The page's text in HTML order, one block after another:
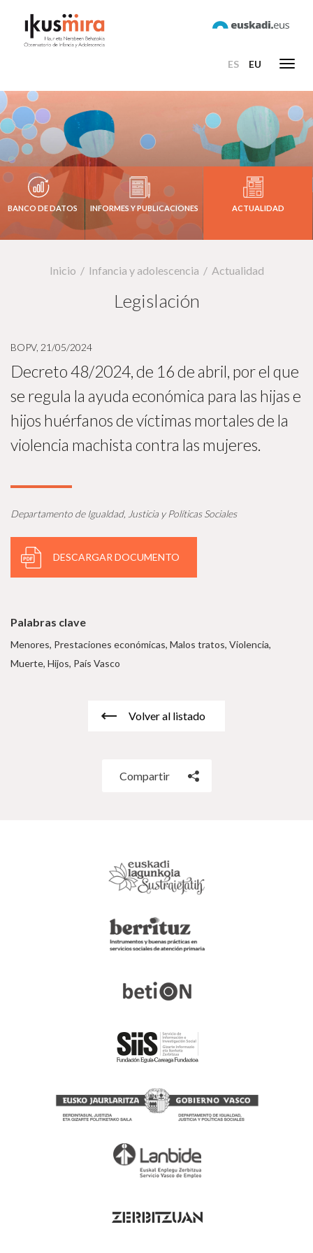
ES EU
BANCO DE DATOS INFORMES Y PUBLICACIONES ACTUALIDAD
Inicio Infancia y adolescencia Actualidad
Legislación
BOPV, 21/05/2024
Decreto 48/2024, de 16 de abril, por el que
se regula la ayuda económica para las hijas e
hijos huérfanos de víctimas mortales de la
violencia machista contra las mujeres.
Departamento de Igualdad, Justicia y Políticas Sociales
DESCARGAR DOCUMENTO
Palabras clave
Menores, Prestaciones económicas, Malos tratos, Violencia,
Muerte, Hijos, País Vasco
Volver al listado
Compartir